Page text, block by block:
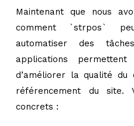
Maintenant que nous
comment `strpos`
automatiser des
applications
d’améliorer la qualité du
référencement du site.
concrets :